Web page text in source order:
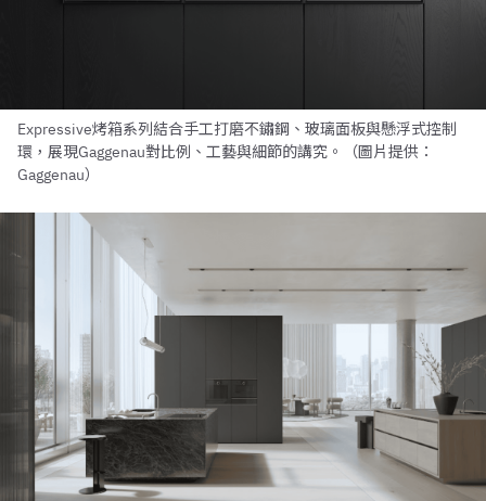
Expressive烤箱系列結合手工打磨不鏽鋼、玻璃面板與懸浮式控制
環，展現Gaggenau對比例、工藝與細節的講究。（圖片提供：
Gaggenau）